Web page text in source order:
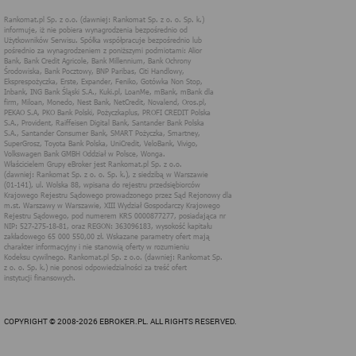
COPYRIGHT © 2008-2026 EBROKER.PL. ALL RIGHTS RESERVED.
użytkownika, np. ulubione strony internetowe. Pliki cookies nie
identyfikują użytkownika poprzez takie dane jak imię czy nazwisko
i nie są zbierane w ramach technologii cookies, nie mają wpływu
na sprzęt i oprogramowanie użytkownika. Więcej informacji o
plikach "cookies" można znaleźć na stronie
ies.org/
2. W jakim celu wykorzystywane są pliki
cookies i inne podobne technologie
Informacje zapisane w plikach cookies pomagają w dostosowaniu
zawartości strony internetowej do oczekiwań i potrzeb danego
użytkownika. użytkowników. Przykładowo:
cookies systemowe są niezbędne dla prawidłowego
funkcjonowania pewnych elementów strony i utrzymania
połączenia z serwerem;
cookies uwierzytelniające pomagają w korzystanie z
dodatkowych funkcjonalności strony, umożliwiają łatwe
logowanie, zapamiętanie ustawień strony internetowej,
wybranych przez użytkownika,
cookie analityczne, służą do badania i analizy zasięgu
usług oferowanych za pośrednictwem strony.